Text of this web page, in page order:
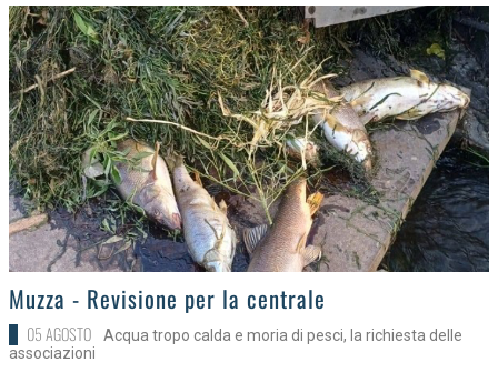
>Muzza - Revisione per la centrale
05 AGOSTO
Acqua tropo calda e moria di pesci, la richiesta delle
associazioni